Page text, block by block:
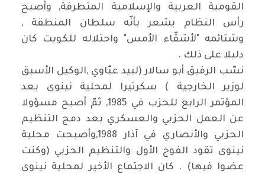
القومية العربية والإسلامية المتطرفة, وأصبح
رأس النظام يشعر بأنّه سلطان المنطقة ,
وشتائمه "لأشقّاء الأمس" واحتلاله للكويت كان
دليلا على ذلك .
نسّب الرفيق أبو سالار (لبيد عبّاوي ,الوكيل الأسبق
لوزير الخارجية ) سكرتيرا لمحلية نينوى بعد
المؤتمر الرابع للحزب في 1985, ثمّ أصبح مسؤولا
عن العمل الحزبي والعسكري بعد دمج التنظيم
الحزبي والأنصاري في آذار 1988,وأصبحت محلية
نينوى تقود الفوج الأول والتنظيم الحزبي (وكنت
عضوا فيها) . كان الاجتماع الأخير لمحلية نينوى